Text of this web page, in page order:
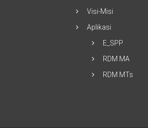
Visi-Misi
Aplikasi
E_SPP
RDM MA
RDM MTs